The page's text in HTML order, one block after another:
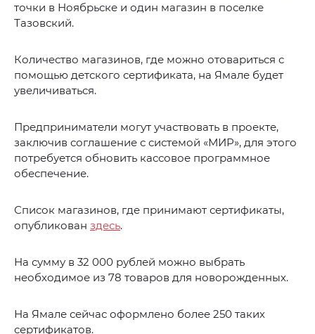
точки в Ноябрьске и один магазин в поселке
Тазовский.
Количество магазинов, где можно отовариться с
помощью детского сертификата, на Ямале будет
увеличиваться.
Предприниматели могут участвовать в проекте,
заключив соглашение с системой «МИР», для этого
потребуется обновить кассовое программное
обеспечение.
Список магазинов, где принимают сертификаты,
опубликован здесь.
На сумму в 32 000 рублей можно выбрать
необходимое из 78 товаров для новорожденных.
На Ямале сейчас оформлено более 250 таких
сертификатов.